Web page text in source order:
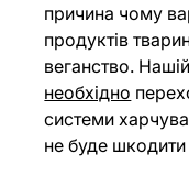
причина чому
продуктів
веганство.
необхідно
системи
не буде